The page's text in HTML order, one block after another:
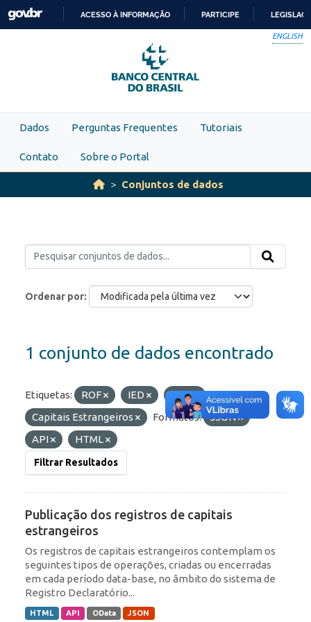
Skip to main content
PARA
O
CONTEÚDO
ACESSO À INFORMAÇÃO PARTICIPE
ENGLISH
Dados Perguntas Frequentes Tutoriais
Contato Sobre o Portal
Conjuntos de dados
Ordenar por
1 conjunto de dados encontrado
Etiquetas: ROF IED
RDE
Capitais Estrangeiros
Formatos:
JSON
API
HTML
Filtrar Resultados
Publicação dos registros de capitais
estrangeiros
Os registros de capitais estrangeiros contemplam os
seguintes tipos de operações, criadas ou encerradas
em cada período data-base, no âmbito do sistema de
Registro Declaratório...
HTML API OData JSON